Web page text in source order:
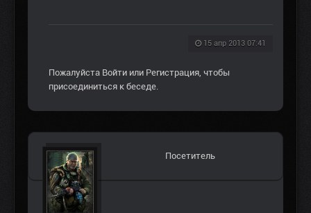
15 апр 2013 07:41
Пожалуйста Войти или Регистрация, чтобы
присоединиться к беседе.
Посетитель